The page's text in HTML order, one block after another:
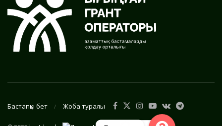
Бастапқы бет Жоба туралы